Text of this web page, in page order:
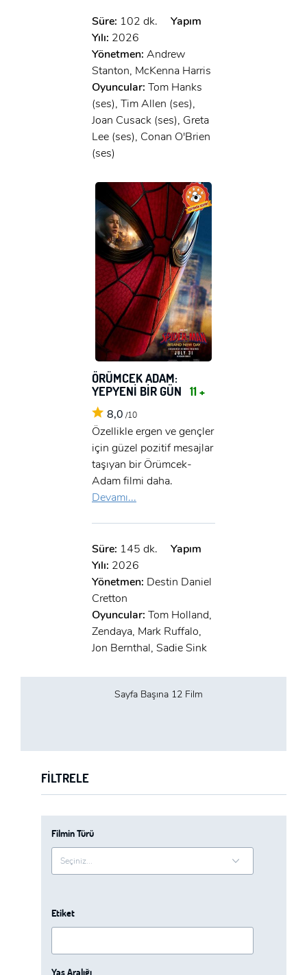
Süre: 102 dk.
Yapım
Yılı: 2026
Yönetmen: Andrew
Stanton, McKenna Harris
Oyuncular: Tom Hanks
(ses), Tim Allen (ses),
Joan Cusack (ses), Greta
Lee (ses), Conan O'Brien
(ses)
ÖRÜMCEK ADAM:
YEPYENİ BİR GÜN 11 +
8,0 /10
Özellikle ergen ve gençler
için güzel pozitif mesajlar
taşıyan bir Örümcek-
Adam filmi daha.
Devamı...
Süre: 145 dk.
Yapım
Yılı: 2026
Yönetmen: Destin Daniel
Cretton
Oyuncular: Tom Holland,
Zendaya, Mark Ruffalo,
Jon Bernthal, Sadie Sink
Sayfa Başına 12 Film
FILTRELE
Filmin Türü
Etiket
Yaş Aralığı